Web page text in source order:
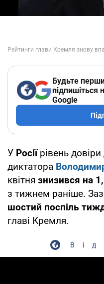
Будьте
підпишіться
Google
У Росіїрівень
диктатора
квітня знизився на
з тижнем раніше.
шостий поспіль
главі Кремля.